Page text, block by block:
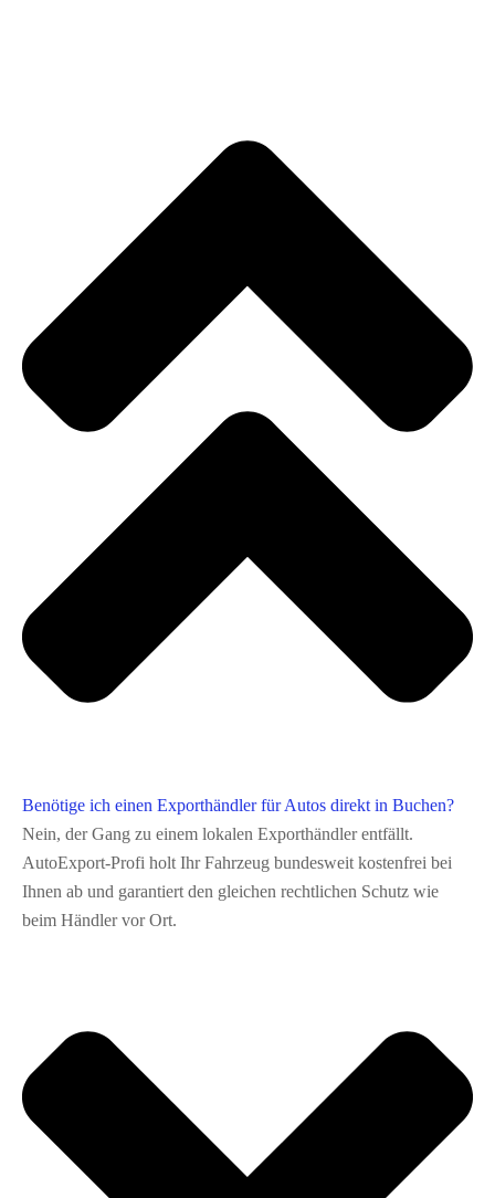
Benötige ich einen Exporthändler für Autos direkt in Buchen?
Nein, der Gang zu einem lokalen Exporthändler entfällt.
AutoExport‑Profi holt Ihr Fahrzeug bundesweit kostenfrei bei
Ihnen ab und garantiert den gleichen rechtlichen Schutz wie
beim Händler vor Ort.